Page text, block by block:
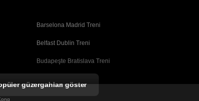
Barselona Madrid Treni
Belfast Dublin Treni
Budapeşte Bratislava Treni
güzergahları göster